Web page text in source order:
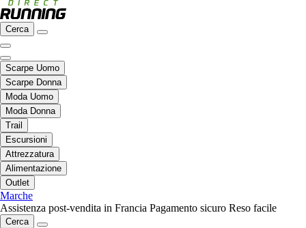
Cerca
Scarpe Uomo
Scarpe Donna
Moda Uomo
Moda Donna
Trail
Escursioni
Attrezzatura
Alimentazione
Outlet
Marche
Assistenza post-vendita in Francia Pagamento sicuro Reso facile
Cerca